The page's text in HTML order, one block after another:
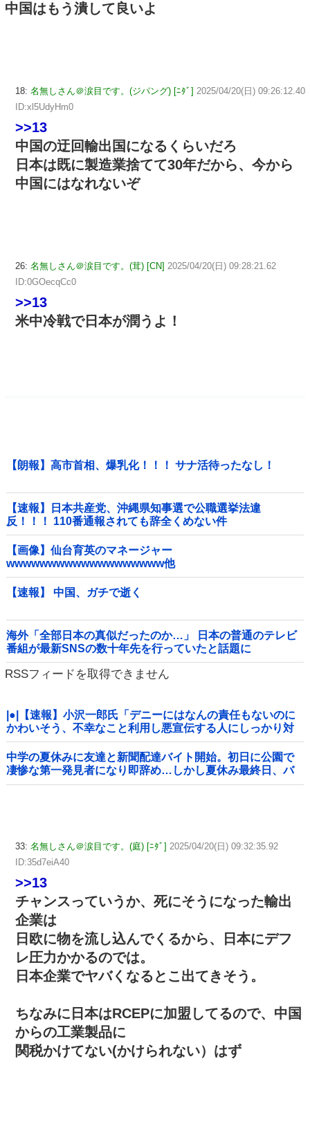
中国はもう潰して良いよ
18: 名無しさん＠涙目です。(ジパング) [ﾆﾀﾞ] 2025/04/20(日) 09:26:12.40
ID:xl5UdyHm0
>>13
中国の迂回輸出国になるくらいだろ
日本は既に製造業捨てて30年だから、今から
中国にはなれないぞ
26: 名無しさん＠涙目です。(茸) [CN] 2025/04/20(日) 09:28:21.62
ID:0GOecqCc0
>>13
米中冷戦で日本が潤うよ！
【朗報】高市首相、爆乳化！！！ サナ活待ったなし！
【速報】日本共産党、沖縄県知事選で公職選挙法違
反！！！ 110番通報されても辞全くめない件
【画像】仙台育英のマネージャー
wwwwwwwwwwwwwwwwwww他
【速報】 中国、ガチで逝く
海外「全部日本の真似だったのか…」 日本の普通のテレビ
番組が最新SNSの数十年先を行っていたと話題に
RSSフィードを取得できません
|●|【速報】小沢一郎氏「デニーにはなんの責任もないのに
かわいそう、不幸なこと利用し悪宣伝する人にしっかり対
応を」
中学の夏休みに友達と新聞配達バイト開始。初日に公園で
凄惨な第一発見者になり即辞め…しかし夏休み最終日、バ
イトを続けた友人の身に起きた「更なる悲劇」←このバイ
33: 名無しさん＠涙目です。(庭) [ﾆﾀﾞ] 2025/04/20(日) 09:32:35.92
ID:35d7eiA40
>>13
チャンスっていうか、死にそうになった輸出
企業は
日欧に物を流し込んでくるから、日本にデフ
レ圧力かかるのでは。
日本企業でヤバくなるとこ出てきそう。
ちなみに日本はRCEPに加盟してるので、中国
からの工業製品に
関税かけてない(かけられない）はず